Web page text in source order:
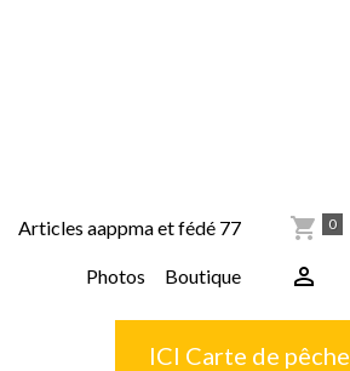
Articles aappma et fédé 77
Photos Boutique
0
ICI Carte de pêche